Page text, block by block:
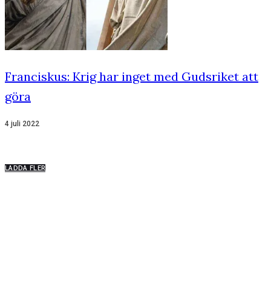
Franciskus: Krig har inget med Gudsriket att
göra
4 juli 2022
LADDA FLER